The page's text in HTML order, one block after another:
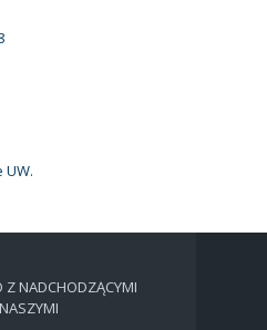
Z NADCHODZĄCYMI